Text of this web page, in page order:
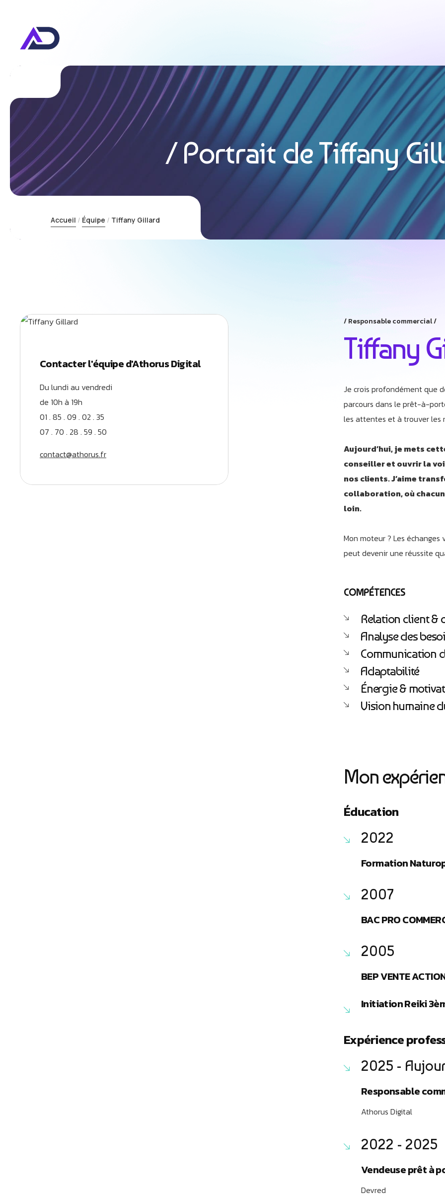
Portrait de Tiffany
Accueil Équipe Tiffany Gillard Impulsion
Contacter l'équipe d'Athorus Digital
Du lundi au vendredi
de 10h à 19h
01 . 85 . 09 . 02 . 35
07 . 70 . 28 . 59 . 50
contact@athorus.fr
Responsable commercial
Tiffany
Je crois profondément que
parcours dans le prêt-à-
les attentes et à trouver les
Aujourd’hui, je mets
conseiller et ouvrir la
nos clients. J’aime
collaboration, où chacun
loin.
Mon moteur ? Les
peut devenir une réussite
COMPÉTENCES
Relation client &
Analyse des
Communication
Adaptabilité
Énergie &
Vision humaine
Mon
Éducation
2022
Formation
2007
BAC PRO
2005
BEP VENTE
Initiation Reiki
Expérience
2025 -
Responsable
Athorus Digital
2022 - 2025
Vendeuse prêt à
Devred